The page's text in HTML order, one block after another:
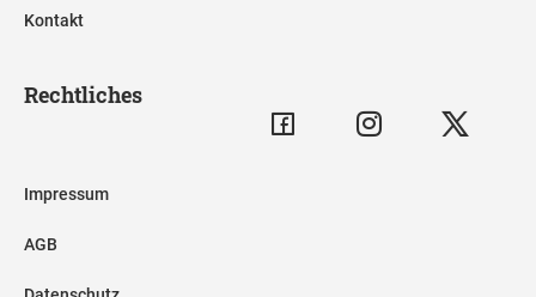
Kontakt
Rechtliches
Impressum
AGB